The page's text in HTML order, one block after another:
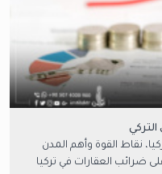
نقاط القوة وأهم المدن
ضرائب العقارات في تركيا